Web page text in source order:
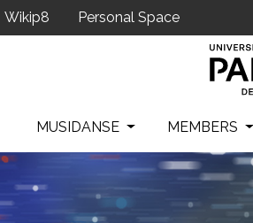
Wikip8 Personal Space
MUSIDANSE MEMBERS